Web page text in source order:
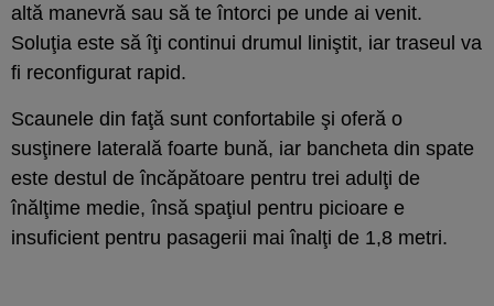
altă manevră sau să te întorci pe unde ai venit.
Soluţia este să îţi continui drumul liniştit, iar traseul va
fi reconfigurat rapid.
Scaunele din faţă sunt confortabile şi oferă o
susţinere laterală foarte bună, iar bancheta din spate
este destul de încăpătoare pentru trei adulţi de
înălţime medie, însă spaţiul pentru picioare e
insuficient pentru pasagerii mai înalţi de 1,8 metri.